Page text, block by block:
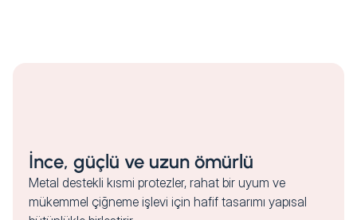
İnce, güçlü ve uzun ömürlü
Metal destekli kısmi protezler, rahat bir uyum ve
mükemmel çiğneme işlevi için hafif tasarımı yapısal